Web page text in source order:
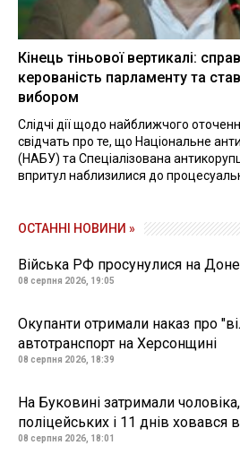
Кінець тіньової вертикалі:
керованість парламенту та
вибором
Слідчі дії щодо найближчого
свідчать про те, що Національне
(НАБУ) та Спеціалізована
впритул наблизилися до
ОСТАННІ НОВИНИ »
Війська РФ просунулися на
08 серпня 2026, 19:05
Окупанти отримали наказ про
автотранспорт на Херсонщині
08 серпня 2026, 18:39
На Буковині затримали
поліцейських і 11 днів ховався в
08 серпня 2026, 18:01